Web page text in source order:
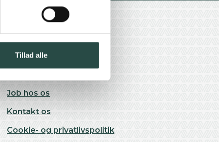
Tillad alle
Job hos os
Kontakt os
Cookie- og privatlivspolitik